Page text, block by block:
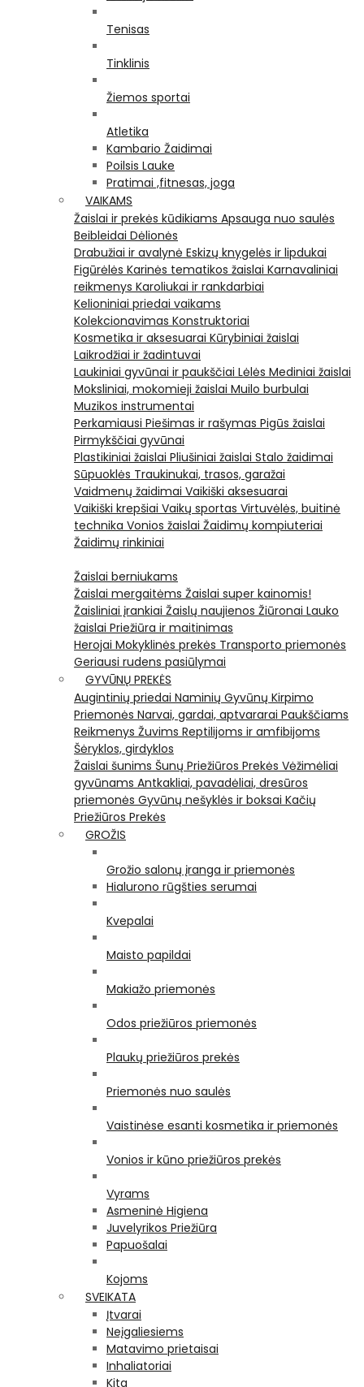
Tenisas
Tinklinis
Žiemos sportai
Atletika
Kambario Žaidimai
Poilsis Lauke
Pratimai ,fitnesas, joga
VAIKAMS
Žaislai ir prekės kūdikiams Apsauga nuo saulės
Beibleidai Dėlionės
Drabužiai ir avalynė Eskizų knygelės ir lipdukai
Figūrėlės Karinės tematikos žaislai Karnavaliniai
reikmenys Karoliukai ir rankdarbiai
Kelioniniai priedai vaikams
Kolekcionavimas Konstruktoriai
Kosmetika ir aksesuarai Kūrybiniai žaislai
Laikrodžiai ir žadintuvai
Laukiniai gyvūnai ir paukščiai Lėlės Mediniai žaislai
Moksliniai, mokomieji žaislai Muilo burbulai
Muzikos instrumentai
Perkamiausi Piešimas ir rašymas Pigūs žaislai
Pirmykščiai gyvūnai
Plastikiniai žaislai Pliušiniai žaislai Stalo žaidimai
Sūpuoklės Traukinukai, trasos, garažai
Vaidmenų žaidimai Vaikiški aksesuarai
Vaikiški krepšiai Vaikų sportas Virtuvėlės, buitinė
technika Vonios žaislai Žaidimų kompiuteriai
Žaidimų rinkiniai
Žaislai berniukams
Žaislai mergaitėms Žaislai super kainomis!
Žaisliniai įrankiai Žaislų naujienos Žiūronai Lauko
žaislai Priežiūra ir maitinimas
Herojai Mokyklinės prekės Transporto priemonės
Geriausi rudens pasiūlymai
GYVŪNŲ PREKĖS
Augintinių priedai Naminių Gyvūnų Kirpimo
Priemonės Narvai, gardai, aptvararai Paukščiams
Reikmenys Žuvims Reptilijoms ir amfibijoms
Šėryklos, girdyklos
Žaislai šunims Šunų Priežiūros Prekės Vėžimėliai
gyvūnams Antkakliai, pavadėliai, dresūros
priemonės Gyvūnų nešyklės ir boksai Kačių
Priežiūros Prekės
GROŽIS
Grožio salonų įranga ir priemonės
Hialurono rūgšties serumai
Kvepalai
Maisto papildai
Makiažo priemonės
Odos priežiūros priemonės
Plaukų priežiūros prekės
Priemonės nuo saulės
Vaistinėse esanti kosmetika ir priemonės
Vonios ir kūno priežiūros prekės
Vyrams
Asmeninė Higiena
Juvelyrikos Priežiūra
Papuošalai
Kojoms
SVEIKATA
Įtvarai
Neįgaliesiems
Matavimo prietaisai
Inhaliatoriai
Kita